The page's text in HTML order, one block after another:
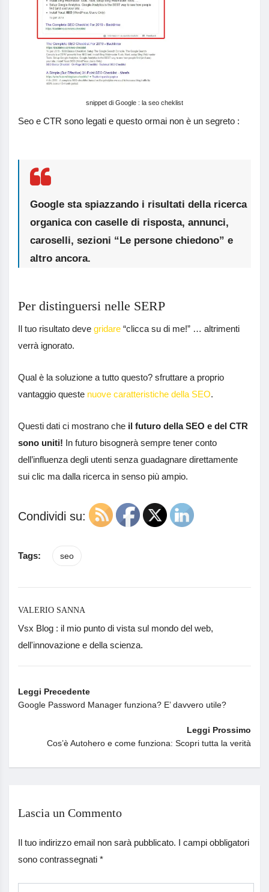
snippet di Google : la seo cheklist
Seo e CTR sono legati e questo ormai non è un segreto :
Google sta spiazzando i risultati della ricerca
organica con caselle di risposta, annunci,
caroselli, sezioni “Le persone chiedono” e
altro ancora.
Per distinguersi nelle SERP
Il tuo risultato deve gridare “clicca su di me!” … altrimenti
verrà ignorato.
Qual è la soluzione a tutto questo? sfruttare a proprio
vantaggio queste nuove caratteristiche della SEO.
Questi dati ci mostrano che il futuro della SEO e del CTR
sono uniti! In futuro bisognerà sempre tener conto
dell’influenza degli utenti senza guadagnare direttamente
sui clic ma dalla ricerca in senso più ampio.
Condividi su:
Tags: seo
VALERIO SANNA
Vsx Blog : il mio punto di vista sul mondo del web,
dell'innovazione e della scienza.
Leggi Precedente
Google Password Manager funziona? E’ davvero utile?
Leggi Prossimo
Cos’è Autohero e come funziona: Scopri tutta la verità
Lascia un Commento
Il tuo indirizzo email non sarà pubblicato. I campi obbligatori
sono contrassegnati *